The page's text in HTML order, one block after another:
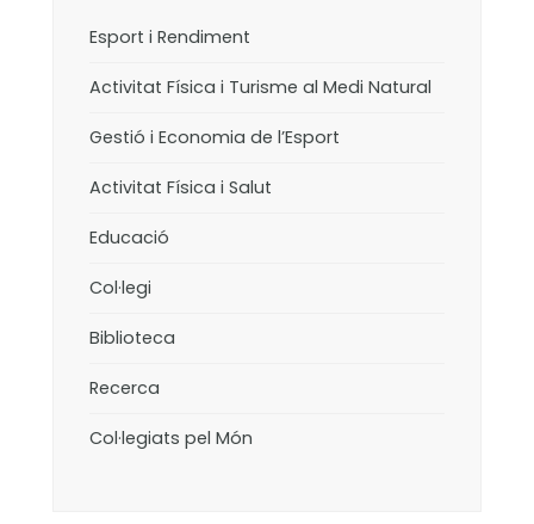
Esport i Rendiment
Activitat Física i Turisme al Medi Natural
Gestió i Economia de l’Esport
Activitat Física i Salut
Educació
Col·legi
Biblioteca
Recerca
Col·legiats pel Món